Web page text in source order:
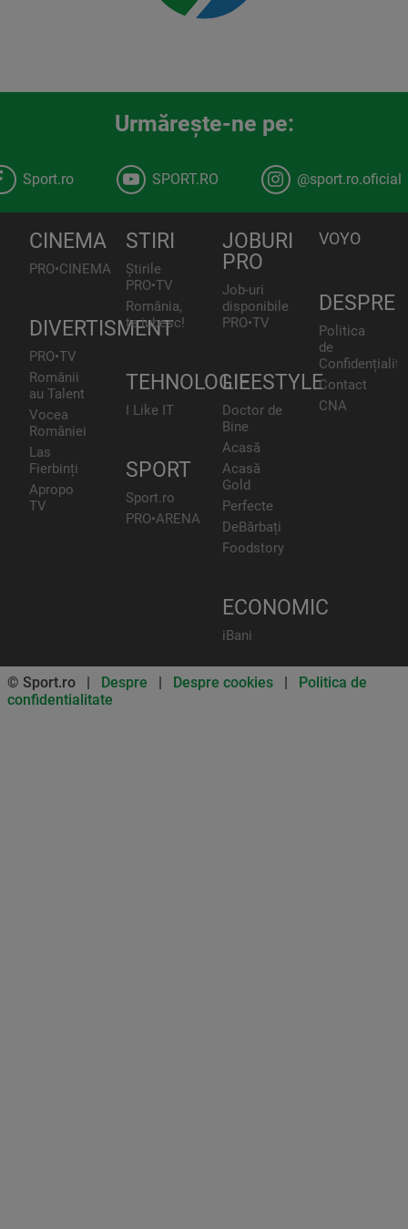
Urmăreşte-ne pe:
Sport.ro SPORT.RO @sport.ro.oficial
CINEMA
PRO•CINEMA
DIVERTISMENT
PRO•TV
Românii
au Talent
Vocea
României
Las
Fierbinți
Apropo
TV
STIRI
Știrile
PRO•TV
România,
te iubesc!
TEHNOLOGIE
I Like IT
SPORT
Sport.ro
PRO•ARENA
JOBURI
PRO
Job-uri
disponibile
PRO•TV
LIFESTYLE
Doctor de
Bine
Acasă
Acasă
Gold
Perfecte
DeBărbați
Foodstory
ECONOMIC
iBani
VOYO
DESPRE
Politica
de
Contact
CNA
© Sport.ro | Despre | Despre cookies | Politica de
confidentialitate